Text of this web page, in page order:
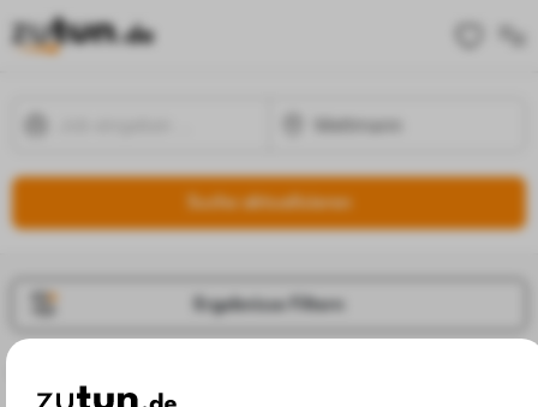
Suche aktualisieren
Ergebnisse Filtern